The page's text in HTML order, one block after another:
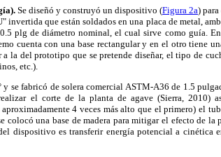
Se diseñó y construyó un dispositivo (Figura 2a)
invertida que están soldados en una placa de metal,
plg de diámetro nominal, el cual sirve como guía.
cuenta con una base rectangular y en el otro tiene
la del prototipo que se pretende diseñar, el tipo de
etc.).
se fabricó de solera comercial ASTM-A36 de 1.5
el corte de la planta de agave (Sierra, 2010)
4 veces más alto que el primero) el
una base de madera para mitigar el efecto de la
dispositivo es transferir energía potencial a cinética